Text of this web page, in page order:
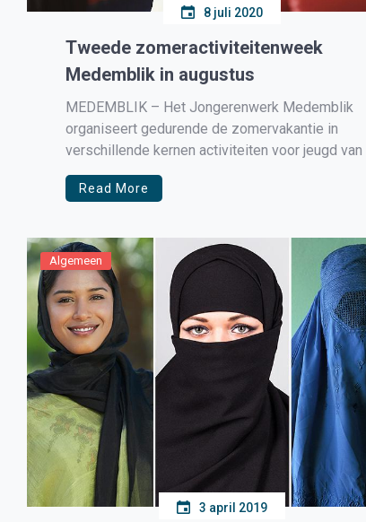
8 juli 2020
Tweede zomeractiviteitenweek
Medemblik in augustus
MEDEMBLIK – Het Jongerenwerk Medemblik
organiseert gedurende de zomervakantie in
verschillende kernen activiteiten voor jeugd van
t/m 18 jaar. De eerste zomer sportweek vindt
plaats van 6 t/m 10 juli en is nu in volle gang!
Wervershoof, Andijk, Onderdijk, Opperdoes,
Twisk […]
Read More
Algemeen
3 april 2019